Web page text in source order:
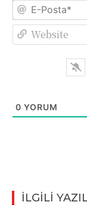
0 YORUM
İLGİLİ